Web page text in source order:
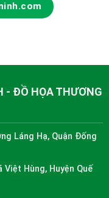
- ĐỒ HỌA THƯƠNG
Láng Hạ, Quận Đống
Việt Hùng, Huyện Quế